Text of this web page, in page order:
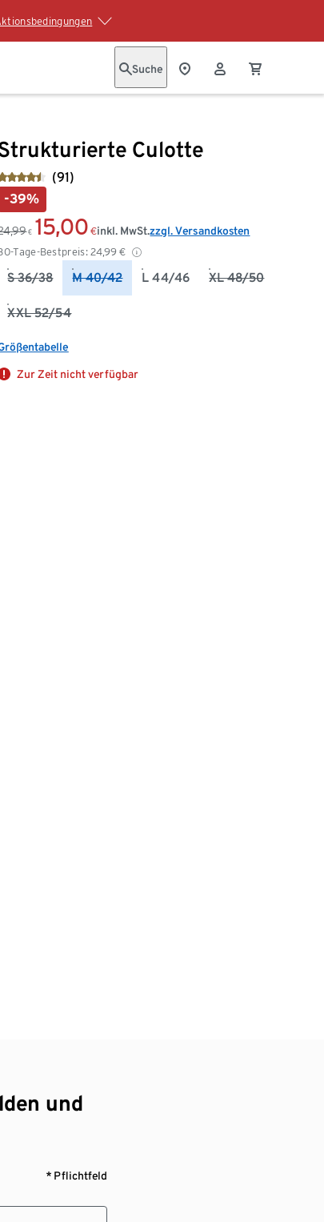
Suche
Culotte
(91)
-39%
€ 15,00 €
Tage-Bestpreis: 24,99 €
inkl. MwSt.zzgl. Versandkosten
S 36/38 M 40/42 L 44/46 XL 48/50
XXL 52/54
Zur Zeit nicht verfügbar
und
* Pflichtfeld